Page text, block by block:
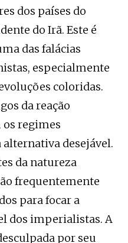
dos países do
do Irã. Este é
das falácias
especialmente
coloridas.
da reação
regimes
desejável.
da natureza
frequentemente
para focar a
dos imperialistas. A
por seu